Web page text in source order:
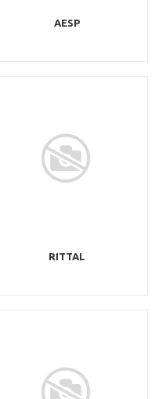
AESP
RITTAL